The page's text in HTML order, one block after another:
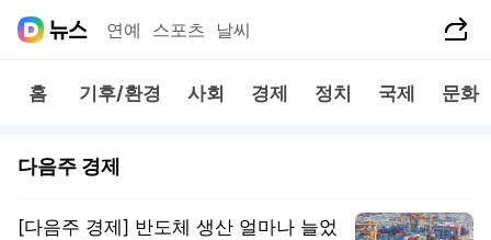
연예 스포츠 날씨
홈 기후/환경 사회 경제 정치 국제 문화
다음주 경제
[다음주 경제] 반도체 생산 얼마나 늘었